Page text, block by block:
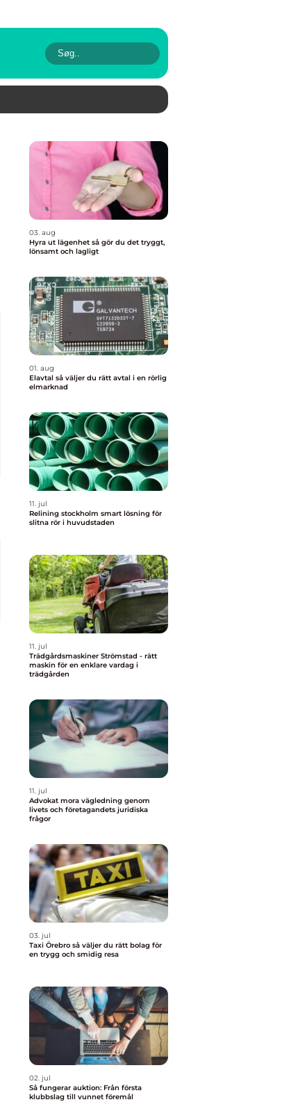
03. aug
Hyra ut lägenhet så gör du det tryggt,
lönsamt och lagligt
01. aug
Elavtal så väljer du rätt avtal i en rörlig
elmarknad
11. jul
Relining stockholm smart lösning för
slitna rör i huvudstaden
11. jul
Trädgårdsmaskiner Strömstad - rätt
maskin för en enklare vardag i
trädgården
11. jul
Advokat mora vägledning genom
livets och företagandets juridiska
frågor
03. jul
Taxi Örebro så väljer du rätt bolag för
en trygg och smidig resa
02. jul
Så fungerar auktion: Från första
klubbslag till vunnet föremål